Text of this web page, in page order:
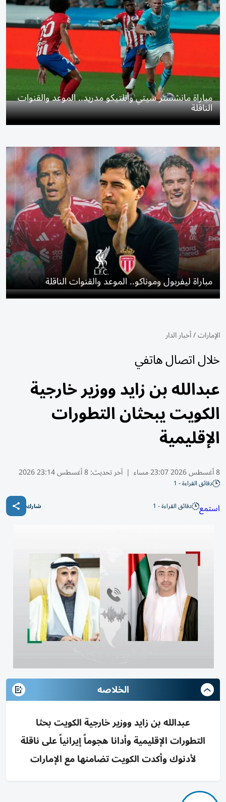
مباراة مانشستر سيتي وأتلتيكو مدريد.. الموعد والقنوات
الناقلة
مباراة ليفربول وموناكو.. الموعد والقنوات الناقلة
الإمارات/أخبار الدار
خلال اتصال هاتفي
عبدالله بن زايد ووزير خارجية
الكويت يبحثان التطورات
الإقليمية
8 أغسطس 2026 23:07 مساء | آخر تحديث:8 أغسطس 23:14 2026
دقائق القراءة - 1
استمع دقائق القراءة - 1 شارك
الخلاصه
عبدالله بن زايد ووزير خارجية الكويت بحثا
التطورات الإقليمية وأدانا هجوماً إيرانياً على ناقلة
لأدنوك وأكدت الكويت تضامنها مع الإمارات